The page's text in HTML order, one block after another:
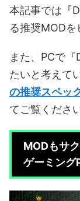
本記事では『
る推奨MODを
また、PCで
たいと考えて
の推奨スペッ
てご覧くださ
MODもサ
ゲーミン